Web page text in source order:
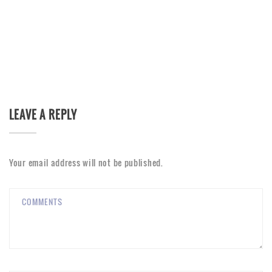
LEAVE A REPLY
Your email address will not be published.